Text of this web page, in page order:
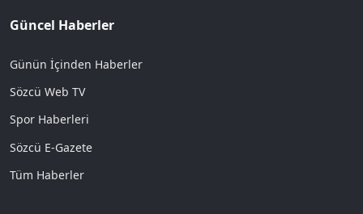
Güncel Haberler
Günün İçinden Haberler
Sözcü Web TV
Spor Haberleri
Sözcü E-Gazete
Tüm Haberler